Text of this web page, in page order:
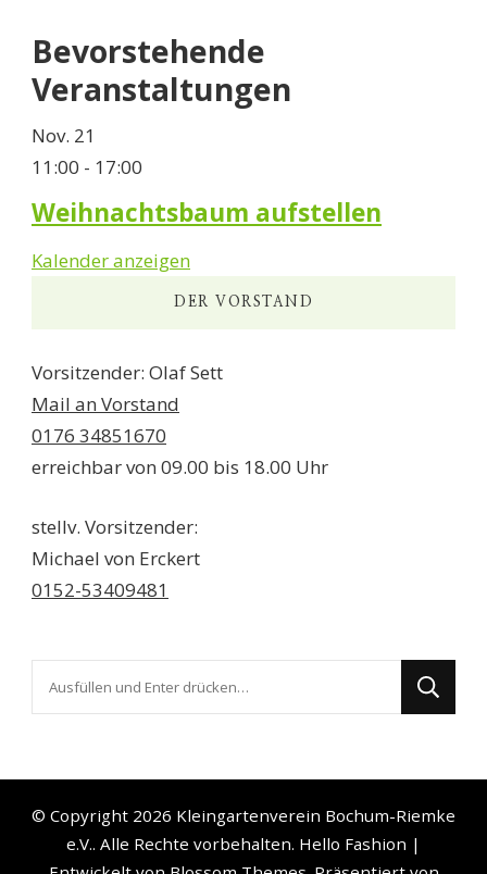
Bevorstehende
Veranstaltungen
Nov. 21
11:00 - 17:00
Weihnachtsbaum aufstellen
Kalender anzeigen
DER VORSTAND
Vorsitzender: Olaf Sett
Mail an Vorstand
0176 34851670
erreichbar von 09.00 bis 18.00 Uhr
stellv. Vorsitzender:
Michael von Erckert
0152-53409481
© Copyright 2026 Kleingartenverein Bochum-Riemke
e.V.. Alle Rechte vorbehalten. Hello Fashion |